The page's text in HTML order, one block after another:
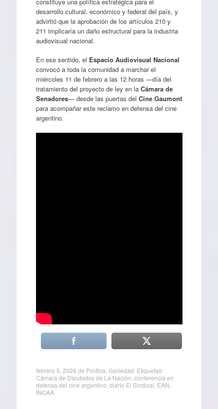
desarrollo cultural, económico y federal del país, y
advirtió que la aprobación de los artículos 210 y
211 implicaría un daño estructural para la industria
audiovisual nacional.
En ese sentido, el Espacio Audiovisual Nacional
convocó a toda la comunidad a marchar el
miércoles 11 de febrero a las 12 horas —día del
tratamiento del proyecto de ley en la Cámara de
Senadores— desde las puertas del Cine Gaumont
para acompañar este reclamo en defensa del cine
argentino.
febrero 5, 2026 de Política Sociedad . Etiquetas:
Cámara de Diputados de La Nación conferencia en
defensa del cine argentino diario El Sindical EAN
INCAA